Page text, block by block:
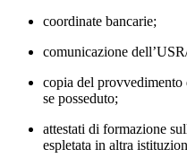
coordinate bancarie;
comunicazione
copia del
se posseduto;
attestati di formazione
espletata in altra